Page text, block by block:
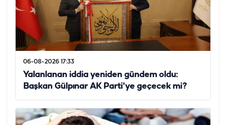
06-08-2026 17:33
Yalanlanan iddia yeniden gündem oldu:
Başkan Gülpınar AK Parti'ye geçecek mi?